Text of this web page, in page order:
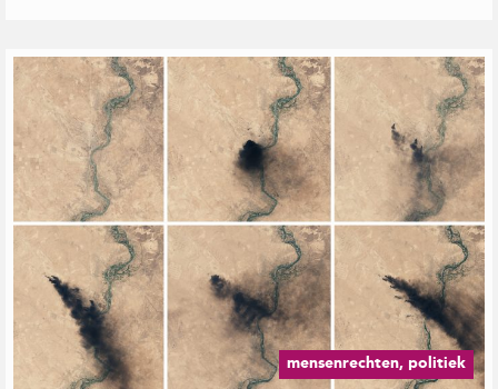
mensenrechten, politiek